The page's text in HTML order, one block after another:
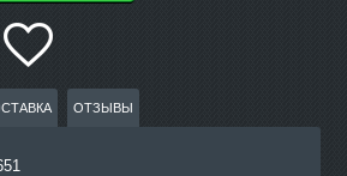
ОТЗЫВЫ